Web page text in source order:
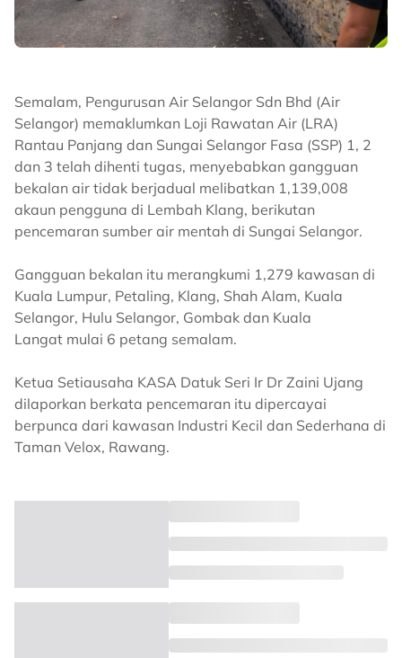
Semalam, Pengurusan Air Selangor Sdn Bhd (Air
Selangor) memaklumkan Loji Rawatan Air (LRA)
Rantau Panjang dan Sungai Selangor Fasa (SSP) 1, 2
dan 3 telah dihenti tugas, menyebabkan gangguan
bekalan air tidak berjadual melibatkan 1,139,008
akaun pengguna di Lembah Klang, berikutan
pencemaran sumber air mentah di Sungai Selangor.
Gangguan bekalan itu merangkumi 1,279 kawasan di
Kuala Lumpur, Petaling, Klang, Shah Alam, Kuala
Selangor, Hulu Selangor, Gombak dan Kuala
Langat mulai 6 petang semalam.
Ketua Setiausaha KASA Datuk Seri Ir Dr Zaini Ujang
dilaporkan berkata pencemaran itu dipercayai
berpunca dari kawasan Industri Kecil dan Sederhana di
Taman Velox, Rawang.